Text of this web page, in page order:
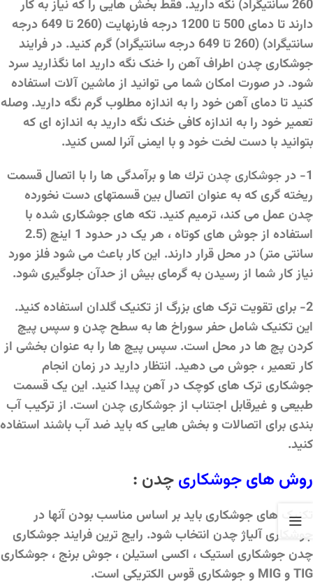
260 سانتیگراد) نگه دارید. فقط بخش هایی را که نیاز به کار
دارند تا دمای 500 تا 1200 درجه فارنهایت (260 تا 649 درجه
سانتیگراد) (260 تا 649 درجه سانتیگراد) گرم کنید. در فرایند
جوشکاری چدن اطراف آهن را خنک نگه دارید اما نگذارید سرد
شود. در صورت امکان شما می توانید از ماشین آلات استفاده
کنید تا دمای آهن خود را به اندازه مطلوب گرم نگه دارید. وصله
تعمیر خود را به اندازه کافی خنک نگه دارید به اندازه ای که
بتوانید با دست لخت خود و با ایمنی آنرا لمس کنید.
1- در
جوشکاری چدن ترك ها و برآمدگی ها را با اتصال قسمت
ریخته گری كه به عنوان اتصال بین قسمتهای دست نخورده
چدن عمل می كند، ترمیم كنید. تکه های جوشکاری شده با
استفاده از جوش های کوتاه ، هر یک در حدود 1 اینچ (2.5
سانتی متر) در محل قرار دارند. این کار باعث می شود فلز مورد
نیاز کار شما از رسیدن به گرمای بیش از حدآن جلوگیری شود.
2- برای تقویت ترک های بزرگ از تکنیک گلدان استفاده کنید.
این تکنیک شامل حفر سوراخ ها به سطح چدن و ​​سپس پیچ
کردن پچ ها در محل است. سپس پیچ ها را به عنوان بخشی از
کار تعمیر ، جوش می دهید. انتظار دارید در زمان انجام
جوشکاری ترک های کوچک در آهن پیدا کنید. این یک قسمت
طبیعی و غیرقابل اجتناب ازجوشکاری چدن است. از ترکیب آب
بندی برای اتصالات و بخش هایی که باید ضد آب باشند استفاده
کنید.
روش هایجوشکاریچدن :
تکنیک های جوشکاری باید بر اساس مناسب بودن آنها در
جوشکاری آلیاژ چدن انتخاب شود. رایج ترین فرایند جوشکاری
چدن جوشکاری استیک ، اکسی استیلن ، جوش برنج ، جوشکاری
TIG و MIG و جوشکاری قوس الکتریکی است.